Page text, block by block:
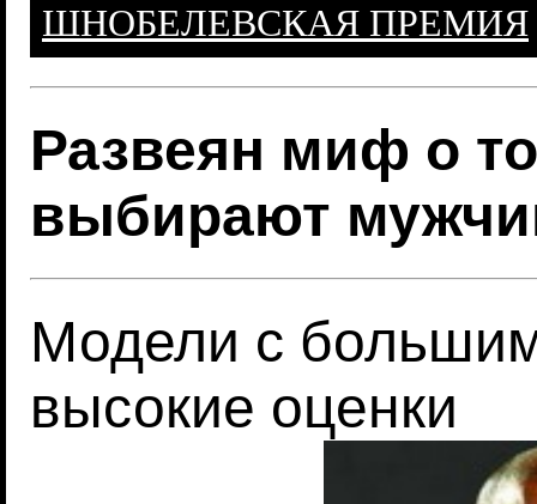
ШНОБЕЛЕВСКАЯ ПРЕМИЯ
Развеян миф о
выбирают
Модели с
высокие оценки